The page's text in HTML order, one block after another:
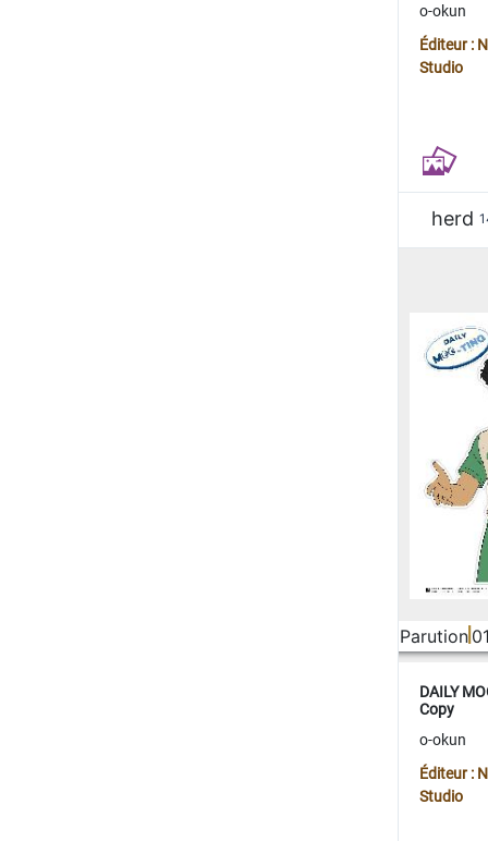
o-okun
Éditeur :
Studio
herd
Parution
DAILY
Copy
o-okun
Éditeur :
Studio